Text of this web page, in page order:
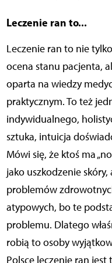
Leczenie ran to...
Leczenie ran to nie
ocena stanu pacjenta,
oparta na wiedzy
praktycznym. To też
indywidualnego,
sztuka, intuicja
Mówi się, że ktoś ma
jako uszkodzenie
problemów
atypowych, bo te
problemu. Dlatego
robią to osoby
Polsce leczenie ran jest